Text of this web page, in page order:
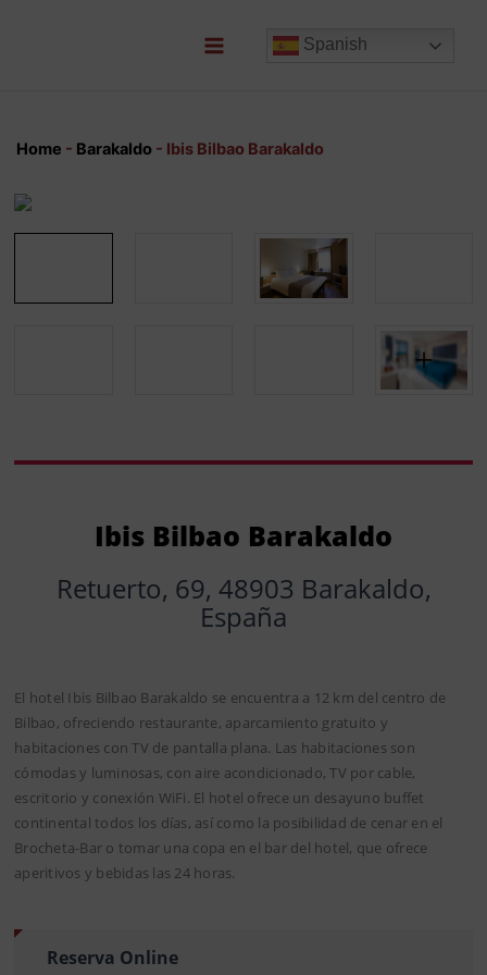
Spanish
Home - Barakaldo - Ibis Bilbao Barakaldo
Ibis Bilbao Barakaldo
Retuerto, 69, 48903 Barakaldo,
España
El hotel Ibis Bilbao Barakaldo se encuentra a 12 km del centro de
Bilbao, ofreciendo restaurante, aparcamiento gratuito y
habitaciones con TV de pantalla plana. Las habitaciones son
cómodas y luminosas, con aire acondicionado, TV por cable,
escritorio y conexión WiFi. El hotel ofrece un desayuno buffet
continental todos los días, así como la posibilidad de cenar en el
Brocheta-Bar o tomar una copa en el bar del hotel, que ofrece
aperitivos y bebidas las 24 horas.
Reserva Online